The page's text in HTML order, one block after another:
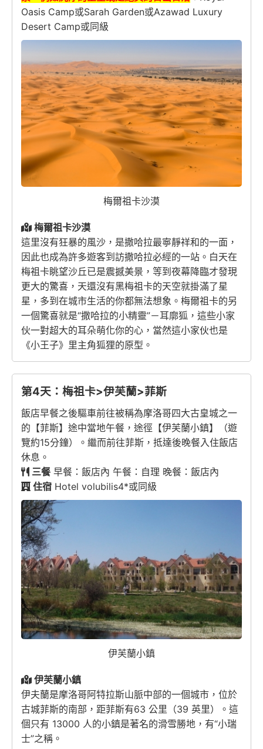
Oasis Camp或Sarah Garden或Azawad Luxury
Desert Camp或同級
梅爾祖卡沙漠
梅爾祖卡沙漠
這里沒有狂暴的風沙，是撒哈拉最寧靜祥和的一面，
因此也成為許多遊客到訪撒哈拉必經的一站。白天在
梅祖卡眺望沙丘已是震撼美景，等到夜幕降臨才發現
更大的驚喜，天還沒有黑梅祖卡的天空就掛滿了星
星，多到在城市生活的你都無法想象。梅爾祖卡的另
一個驚喜就是“撒哈拉的小精靈”－耳廓狐，這些小家
伙一對超大的耳朵萌化你的心，當然這小家伙也是
《小王子》里主角狐狸的原型。
第4天：梅祖卡>伊芙蘭>菲斯
飯店早餐之後驅車前往被稱為摩洛哥四大古皇城之一
的【菲斯】途中當地午餐，途徑【伊芙蘭小鎮】（遊
覽約15分鐘）。繼而前往菲斯，抵達後晚餐入住飯店
休息。
三餐早餐：飯店內 午餐：自理 晚餐：飯店內
住宿 Hotel volubilis4*或同級
伊芙蘭小鎮
伊芙蘭小鎮
伊夫蘭是摩洛哥阿特拉斯山脈中部的一個城市，位於
古城菲斯的南部，距菲斯有63 公里（39 英里）。這
個只有 13000 人的小鎮是著名的滑雪勝地，有“小瑞
士”之稱。